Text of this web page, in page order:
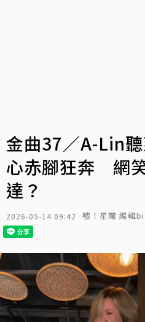
金曲37／A-Lin
心赤腳狂奔 網
達？
2026-05-14 09:42 噓！星聞 編輯